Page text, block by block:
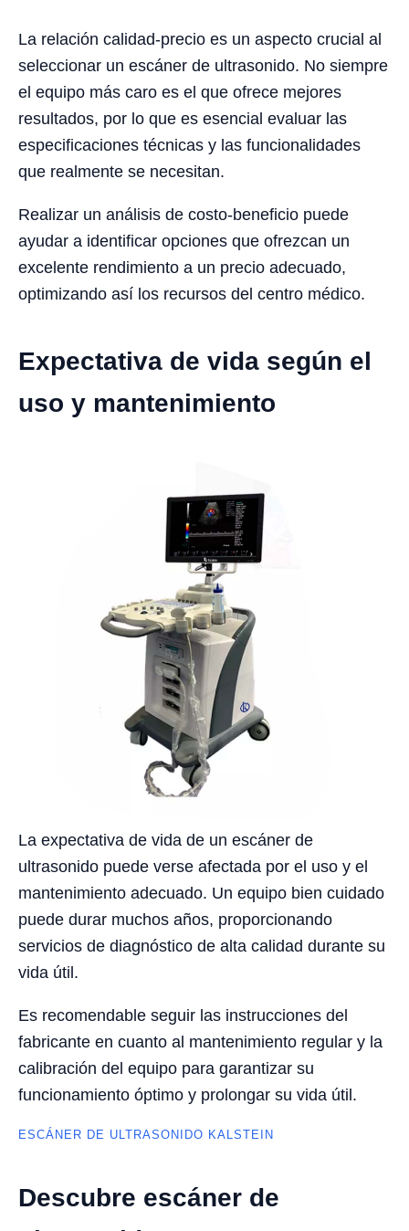
La relación calidad-precio es un aspecto crucial al
seleccionar un escáner de ultrasonido. No siempre
el equipo más caro es el que ofrece mejores
resultados, por lo que es esencial evaluar las
especificaciones técnicas y las funcionalidades
que realmente se necesitan.
Realizar un análisis de costo-beneficio puede
ayudar a identificar opciones que ofrezcan un
excelente rendimiento a un precio adecuado,
optimizando así los recursos del centro médico.
Expectativa de vida según el
uso y mantenimiento
La expectativa de vida de un escáner de
ultrasonido puede verse afectada por el uso y el
mantenimiento adecuado. Un equipo bien cuidado
puede durar muchos años, proporcionando
servicios de diagnóstico de alta calidad durante su
vida útil.
Es recomendable seguir las instrucciones del
fabricante en cuanto al mantenimiento regular y la
calibración del equipo para garantizar su
funcionamiento óptimo y prolongar su vida útil.
ESCÁNER DE ULTRASONIDO KALSTEIN
Descubre escáner de